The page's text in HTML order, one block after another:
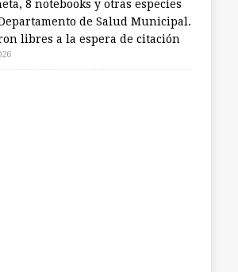
8 notebooks y otras especies
de Salud Municipal.
libres a la espera de citación